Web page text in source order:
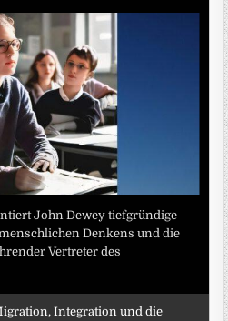
John Dewey tiefgründige
Denkens und die
Vertreter des
Integration und die